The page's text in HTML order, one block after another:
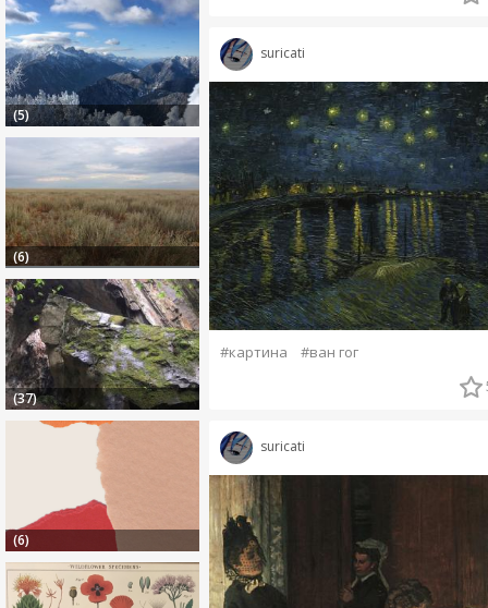
(5)
(6)
(37)
(6)
suricati
#картина #ван гог
suricati